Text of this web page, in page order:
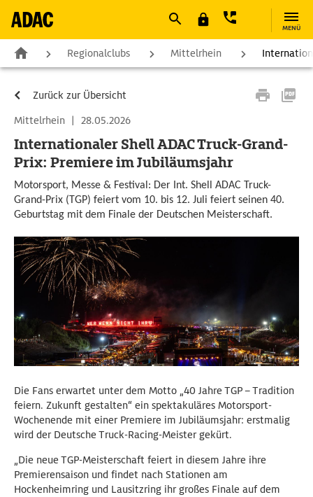
MENÜ
Regionalclubs Mittelrhein
Zurück zur Übersicht
Mittelrhein | 28.05.2026
Internationaler Shell ADAC Truck-Grand-
Prix: Premiere im Jubiläumsjahr
Motorsport, Messe & Festival: Der Int. Shell ADAC Truck-
Grand-Prix (TGP) feiert vom 10. bis 12. Juli feiert seinen 40.
Geburtstag mit dem Finale der Deutschen Meisterschaft.
Die Fans erwartet unter dem Motto „40 Jahre TGP – Tradition
feiern. Zukunft gestalten“ ein spektakuläres Motorsport-
Wochenende mit einer Premiere im Jubiläumsjahr: erstmalig
wird der Deutsche Truck-Racing-Meister gekürt.
„Die neue TGP-Meisterschaft feiert in diesem Jahre ihre
Premierensaison und findet nach Stationen am
Hockenheimring und Lausitzring ihr großes Finale auf dem